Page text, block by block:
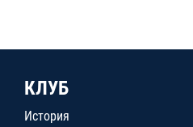
КЛУБ
История